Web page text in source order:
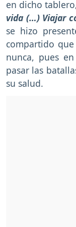
en dicho
vida (…) Viajar
se hizo
compartido
nunca, pues
pasar las
su salud.